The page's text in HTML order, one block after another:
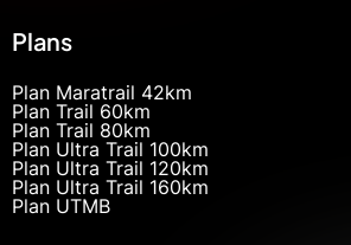
Plans
Plan Maratrail 42km
Plan Trail 60km
Plan Trail 80km
Plan Ultra Trail 100km
Plan Ultra Trail 120km
Plan Ultra Trail 160km
Plan UTMB